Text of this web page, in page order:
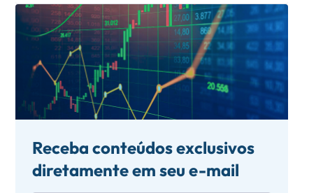
Receba conteúdos exclusivos
diretamente em seu e-mail